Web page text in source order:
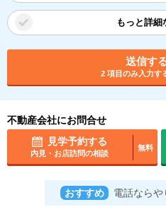
もっと詳細
送信す
2 項目のみ入力す
不動産会社にお問合せ
見学予約する
内見・お店訪問の相談
無料
おすすめ 電話なら